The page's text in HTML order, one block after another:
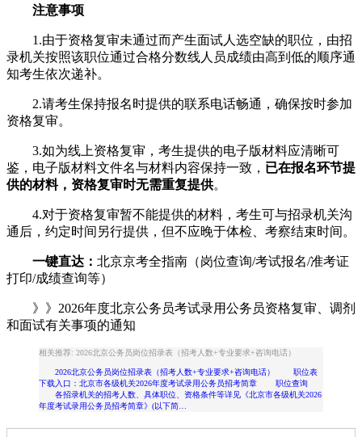
注意事项
1.由于资格复审未通过而产生面试人选空缺的职位，由招
录机关按照该职位通过合格分数线人员成绩由高到低的顺序通
知考生依次递补。
2.请考生保持报名时提供的联系电话畅通，确保按时参加
资格复审。
3.如为线上资格复审，考生提供的电子版材料应清晰可
鉴，电子版材料文件名与材料内容保持一致， 已在报名环节提
供的材料，资格复审时无需重复提供。
4.对于资格复审暂不能提供的材料，考生可与招录机关沟
通后，约定时间另行提供，但不应晚于体检、考察结束时间。
一键直达： 北京京考全指南（岗位查询/考试报名/准考证
打印/成绩查询等）
》》2026年度北京公务员考试录用公务员资格复审、调剂
和面试有关事项的通知
相关推荐: 2026北京公务员岗位招录表（招考人数+专业要求+咨询电话）
2026北京公务员岗位招录表（招考人数+专业要求+咨询电话） 职位表
下载入口：北京市各级机关2026年度考试录用公务员招考简章 职位查询
各招录机关的招考人数、具体职位、资格条件等详见《北京市各级机关2026
年度考试录用公务员招考简章》(以下简…